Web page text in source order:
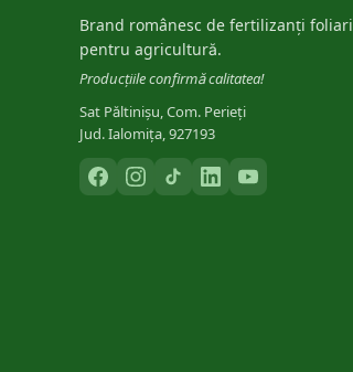
Brand românesc de fertilizanți foliari
pentru agricultură.
Producțiile confirmă calitatea!
Sat Păltinișu, Com. Perieți
Jud. Ialomița, 927193